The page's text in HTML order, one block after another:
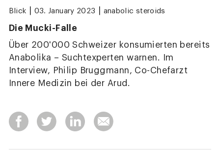
Blick 03. January 2023 anabolic steroids
Die Mucki-Falle
Über 200'000 Schweizer konsumierten bereits
Anabolika – Suchtexperten warnen. Im
Interview, Philip Bruggmann, Co-Chefarzt
Innere Medizin bei der Arud.